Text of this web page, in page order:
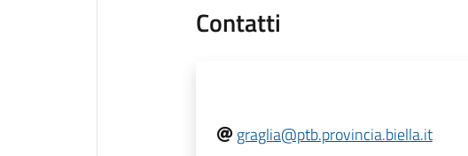
Contatti
graglia@ptb.provincia.biella.it